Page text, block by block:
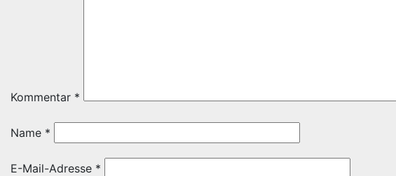
Kommentar *
Name *
E-Mail-Adresse *